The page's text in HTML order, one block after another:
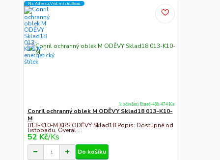
Na Adresu,Výd.místo,Boxu
Conril ochranný oblek M ODĚVY Sklad18 013-K10-
M
013-K10-M KRS ODĚVY Sklad18 Popis: Dostupné od
listopadu. Overal ...
52 Kč/Ks
k odeslání Ihned-48h 474 Ks
Do košíku